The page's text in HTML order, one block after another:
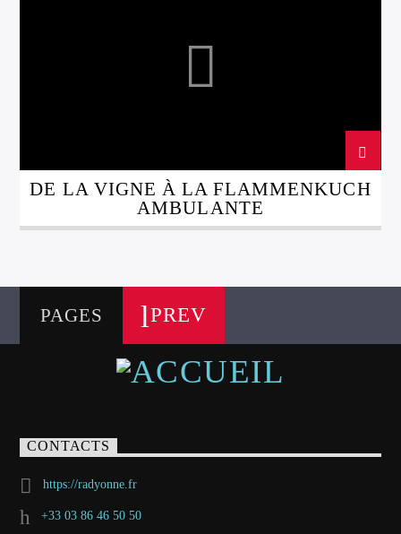
DE LA VIGNE À LA FLAMMENKUCH
AMBULANTE
PAGES PREV
CONTACTS
https://radyonne.fr
+33 03 86 46 50 50